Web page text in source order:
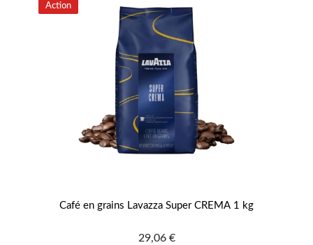
Action
Café en grains Lavazza Super CREMA 1 kg
29,06 €